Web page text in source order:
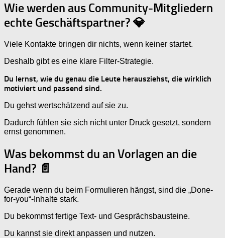
Wie werden aus Community-Mitgliedern
echte Geschäftspartner? 💎
Viele Kontakte bringen dir nichts, wenn keiner startet.
Deshalb gibt es eine klare Filter-Strategie.
Du lernst, wie du genau die Leute herausziehst, die wirklich
motiviert und passend sind.
Du gehst wertschätzend auf sie zu.
Dadurch fühlen sie sich nicht unter Druck gesetzt, sondern
ernst genommen.
Was bekommst du an Vorlagen an die
Hand? 📄
Gerade wenn du beim Formulieren hängst, sind die „Done-
for-you“-Inhalte stark.
Du bekommst fertige Text- und Gesprächsbausteine.
Du kannst sie direkt anpassen und nutzen.